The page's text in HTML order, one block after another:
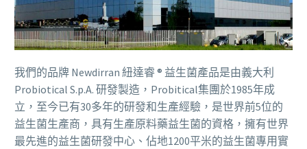
我們的品牌 Newdirran 紐達睿 ® 益生菌產品是由義大利
Probiotical S.p.A. 研發製造，Probitical集團於1985年成
立，至今已有30多年的研發和生產經驗，是世界前5位的
益生菌生產商，具有生產原料藥益生菌的資格，擁有世界
最先進的益生菌研發中心、佔地1200平米的益生菌專用實